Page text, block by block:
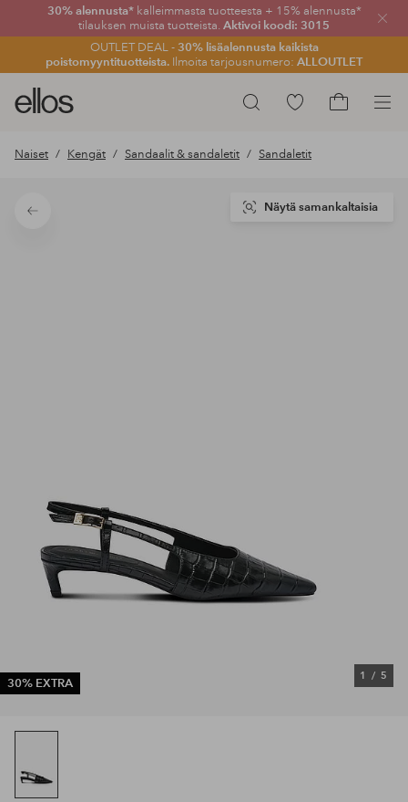
30% alennusta*kalleimmasta tuotteesta + 15% alennusta*
tilauksen muista tuotteista. Aktivoi koodi: 3015
OUTLET DEAL -30% lisäalennusta kaikista
poistomyyntituotteista. Ilmoita tarjousnumero: ALLOUTLET
Sulje
Hae
Ellos-
logo
siirry
Siirry
suosikkituotteisiin
Naiset Kengät Sandaalit & sandaletit Sandaletit
Takaisin
30% EXTRA
1 / 5
Näytä samankaltaisia